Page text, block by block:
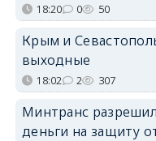
18:20 0 50
Крым и
выходные
18:02 2 307
Минтранс
деньги на защиту